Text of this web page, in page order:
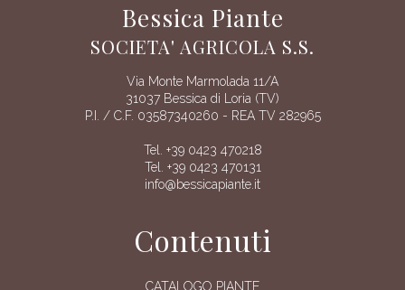
Bessica Piante
SOCIETA' AGRICOLA S.S.
Via Monte Marmolada 11/A
31037 Bessica di Loria (TV)
P.I. / C.F. 03587340260 - REA TV 282965
Tel. +39 0423 470218
Tel. +39 0423 470131
info@bessicapiante.it
Contenuti
CATALOGO PIANTE